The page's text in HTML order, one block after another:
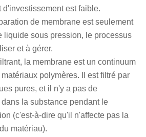
d'investissement est faible.
de membrane est seulement
liquide sous pression, le processus
et à gérer.
la membrane est un continuum
polymères. Il est filtré par
pures, et il n'y a pas de
la substance pendant le
(c'est-à-dire qu'il n'affecte pas la
matériau).